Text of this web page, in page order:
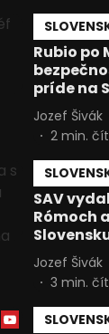
Rubio po
príde na
Jozef Šivák
2 min.
SAV
Rómoch
Jozef Šivák
3 min.